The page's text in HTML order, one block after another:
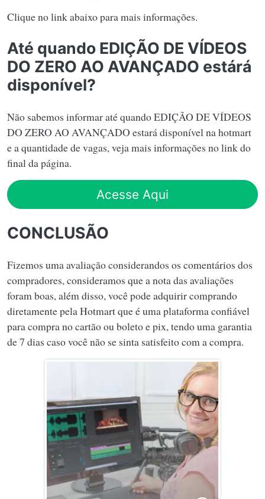
Clique no link abaixo para mais informações.
Até quando EDIÇÃO DE VÍDEOS
DO ZERO AO AVANÇADO estárá
disponível?
Não sabemos informar até quando EDIÇÃO DE VÍDEOS
DO ZERO AO AVANÇADO estará disponível na hotmart
e a quantidade de vagas, veja mais informações no link do
final da página.
Acesse Aqui
CONCLUSÃO
Fizemos uma avaliação considerandos os comentários dos
compradores, consideramos que a nota das avaliações
foram boas, além disso, você pode adquirir comprando
diretamente pela Hotmart que é uma plataforma confiável
para compra no cartão ou boleto e pix, tendo uma garantia
de 7 dias caso você não se sinta satisfeito com a compra.